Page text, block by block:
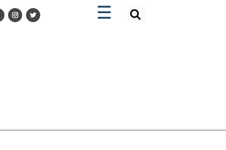
☰